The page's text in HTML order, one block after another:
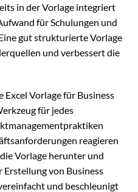
in der Vorlage integriert
für Schulungen und
gut strukturierte Vorlage
und verbessert die
Vorlage für Business
für jedes
reagieren
Vorlage herunter und
Erstellung von Business
und beschleunigt